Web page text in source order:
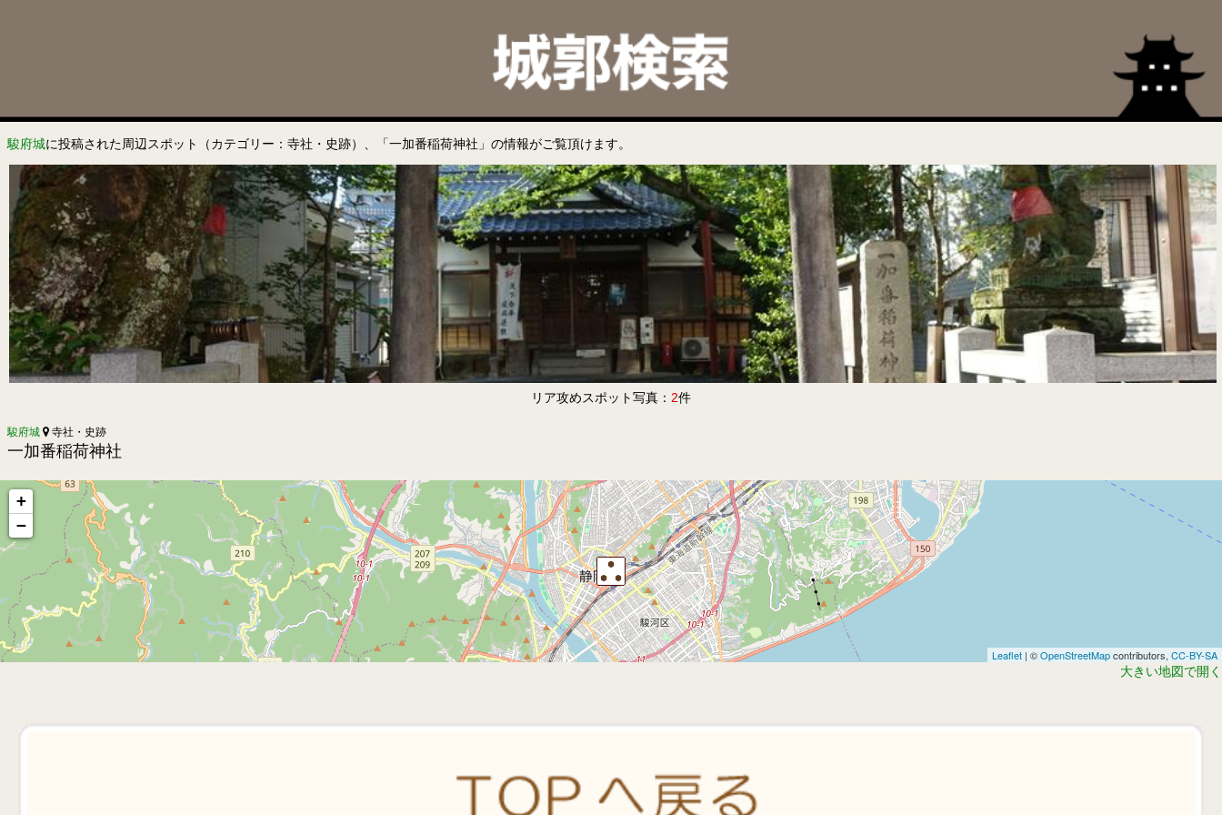
駿府城に投稿された周辺スポット（カテゴリー：寺社・史跡）、「一加番稲荷神社」の情報がご覧頂けます。
リア攻めスポット写真： 2件
駿府城 寺社・史跡
一加番稲荷神社
+
−
Leaflet | ©OpenStreetMapcontributors, CC-BY-SA
大きい地図で開く